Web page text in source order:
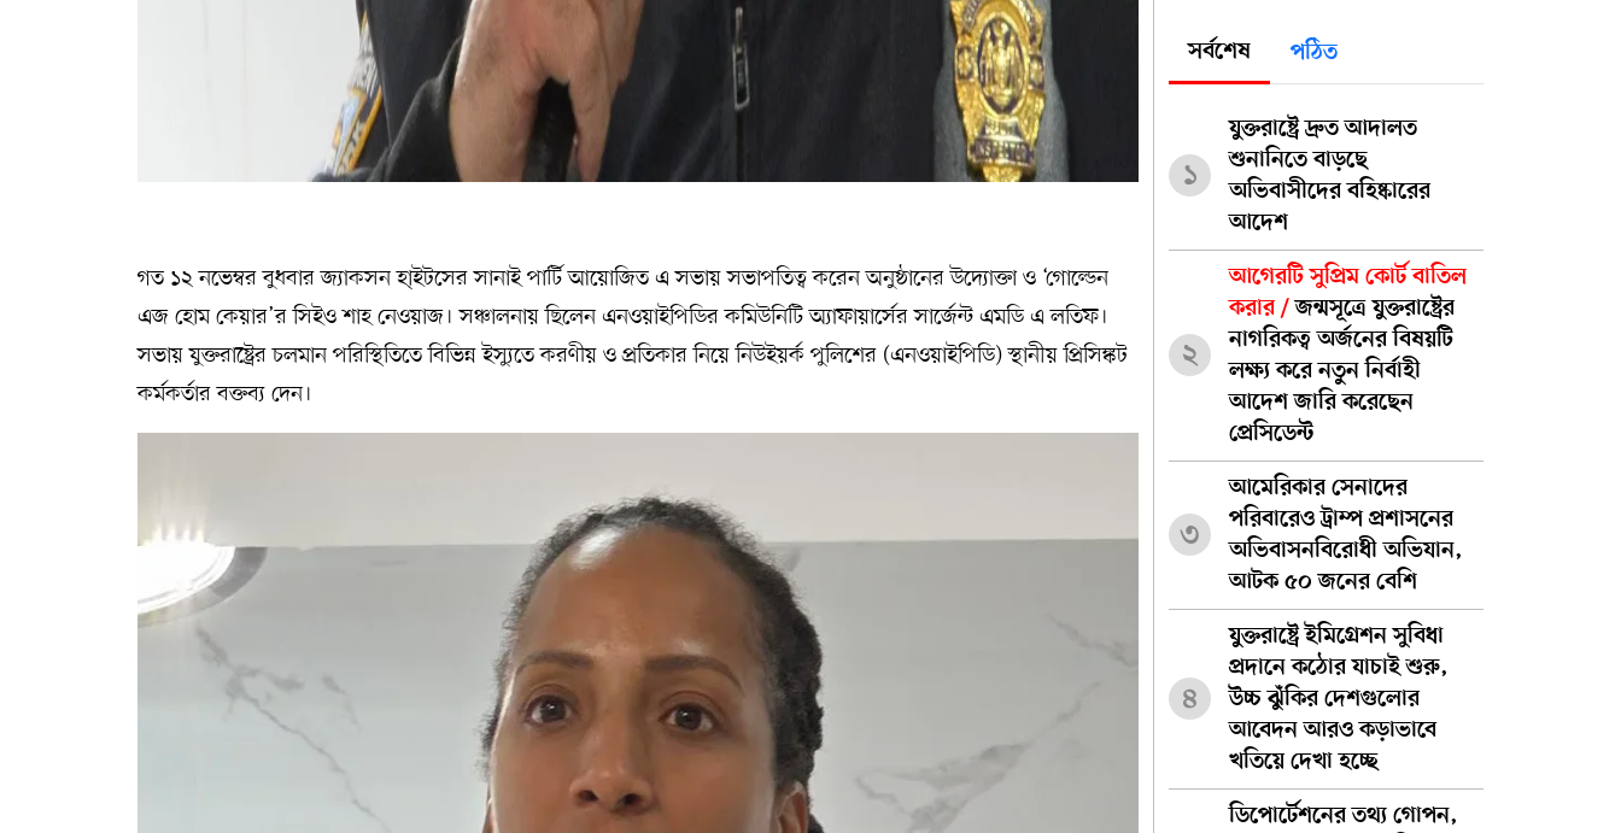
গত ১২ নভেম্বর বুধবার জ্যাকসন হা্ইটসের সানাই পার্টি আয়োজিত এ সভায় সভাপতিত্ব করেন অনুষ্ঠানের উদ্যোক্তা ও ‘গোল্ডেন
এজ হোম কেয়ার’র সিইও শাহ নেওয়াজ। সঞ্চালনায় ছিলেন এনওয়াইপিডির কমিউনিটি অ্যাফায়ার্সের সার্জেন্ট এমডি এ লতিফ।
সভায় যুক্তরাষ্ট্রের চলমান পরিস্থিতিতে বিভিন্ন ইস্যুতে করণীয় ও প্রতিকার নিয়ে নিউইয়র্ক পুলিশের (এনওয়াইপিডি) স্থানীয় প্রিসিঙ্কট
কর্মকর্তার বক্তব্য দেন।
সর্বশেষ পঠিত
১
যুক্তরাষ্ট্রে দ্রুত আদালত
শুনানিতে বাড়ছে
অভিবাসীদের বহিষ্কারের
আদেশ
২
আগেরটি সুপ্রিম কোর্ট বাতিল
করার /জন্মসূত্রে যুক্তরাষ্ট্রের
নাগরিকত্ব অর্জনের বিষয়টি
লক্ষ্য করে নতুন নির্বাহী
আদেশ জারি করেছেন
প্রেসিডেন্ট
৩
আমেরিকার সেনাদের
পরিবারেও ট্রাম্প প্রশাসনের
অভিবাসনবিরোধী অভিযান,
আটক ৫০ জনের বেশি
৪
যুক্তরাষ্ট্রে ইমিগ্রেশন সুবিধা
প্রদানে কঠোর যাচাই শুরু,
উচ্চ ঝুঁকির দেশগুলোর
আবেদন আরও কড়াভাবে
খতিয়ে দেখা হচ্ছে
ডিপোর্টেশনের তথ্য গোপন,